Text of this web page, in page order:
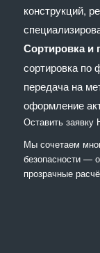
конструкций,
Сортировка и
сортировка по
передача на
оформление
Оставить заявку
Мы сочетaем
безопасности —
прозрачные